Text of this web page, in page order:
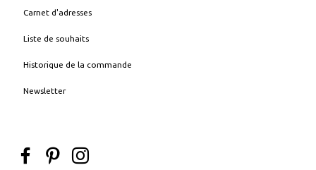
Carnet d'adresses
Liste de souhaits
Historique de la commande
Newsletter